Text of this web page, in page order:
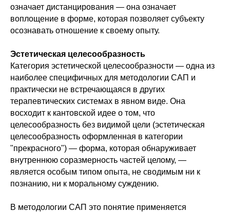
означает дистанцирования — она означает
воплощение в форме, которая позволяет субъекту
осознавать отношение к своему опыту.
Эстетическая целесообразность
Категория эстетической целесообразности — одна из
наиболее специфичных для методологии САП и
практически не встречающаяся в других
терапевтических системах в явном виде. Она
восходит к кантовской идее о том, что
целесообразность без видимой цели (эстетическая
целесообразность оформленная в категории
"прекрасного") — форма, которая обнаруживает
внутреннюю соразмерность частей целому, —
является особым типом опыта, не сводимым ни к
познанию, ни к моральному суждению.
В методологии САП это понятие применяется